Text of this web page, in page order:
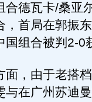
合德瓦卡/桑亚
，首局在郭振
国组合被判2-0
由于老搭档
与在广州苏迪